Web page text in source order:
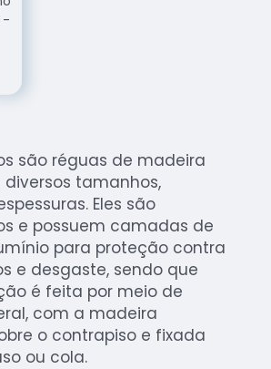
são réguas de madeira
tamanhos,
Eles são
e possuem camadas de
para proteção contra
e desgaste, sendo que
é feita por meio de
com a madeira
o contrapiso e fixada
ou cola.